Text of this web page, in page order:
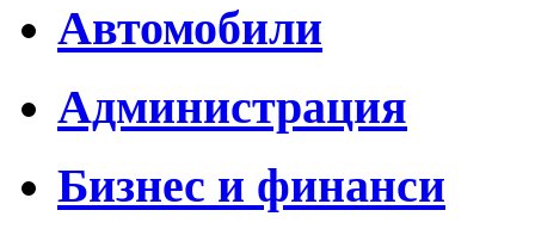
Автомобили
Администрация
Бизнес и финанси